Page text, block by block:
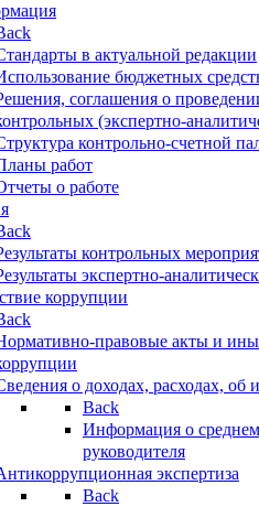
в актуальной редакции
бюджетных
соглашения о
(экспертно-
контрольно-счетной
работ
о работе
контрольных
экспертно-
коррупции
правовые акты и
о доходах, расходах, об
Back
Информация о
руководителя
экспертиза
Back